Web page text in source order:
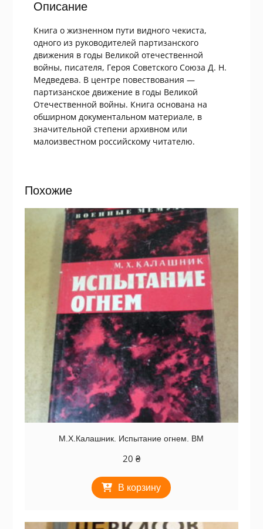
Описание
Книга о жизненном пути видного чекиста,
одного из руководителей партизанского
движения в годы Великой отечественной
войны, писателя, Героя Советского Союза Д. Н.
Медведева. В центре повествования —
партизанское движение в годы Великой
Отечественной войны. Книга основана на
обширном документальном материале, в
значительной степени архивном или
малоизвестном российскому читателю.
Похожие
М.Х.Калашник. Испытание огнем. ВМ
20 ₴
В корзину